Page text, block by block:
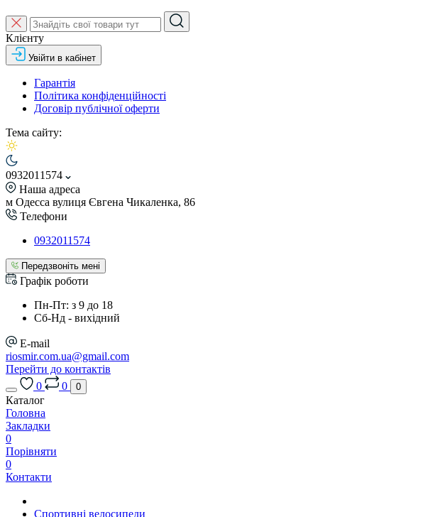
Клієнту
Увійти в кабінет
Гарантія
Політика конфіденційності
Договір публічної оферти
Тема сайту:
0932011574
Наша адреса
м Одесса вулиця Євгена Чикаленка, 86
Телефони
0932011574
Передзвоніть мені
Графік роботи
Пн-Пт: з 9 до 18
Сб-Нд - вихідний
E-mail
riosmir.com.ua@gmail.com
Перейти до контактів
0
0 0
Каталог
Головна
Закладки
0
Порівняти
0
Контакти
Спортивні велосипеди